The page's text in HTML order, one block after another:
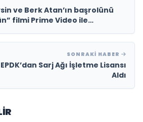
ve Berk Atan’ın başrolünü
filmi Prime Video ile
SONRAKI HABER
Sarj Ağı İşletme Lisansı
Aldı